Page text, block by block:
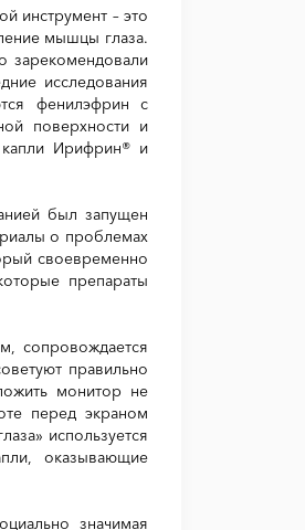
инструмент – это
мышцы глаза.
зарекомендовали
исследования
фенилэфрин с
поверхности и
капли Ирифрин® и
был запущен
о проблемах
своевременно
препараты
сопровождается
правильно
монитор не
перед экраном
используется
оказывающие
значимая